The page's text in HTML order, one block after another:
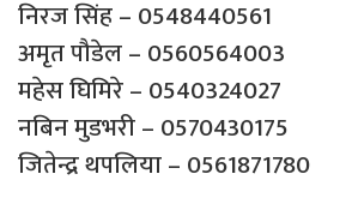
निरज सिंह – 0548440561
अमृत पौडेल – 0560564003
महेस घिमिरे – 0540324027
नबिन मुडभरी – 0570430175
जितेन्द्र थपलिया – 0561871780